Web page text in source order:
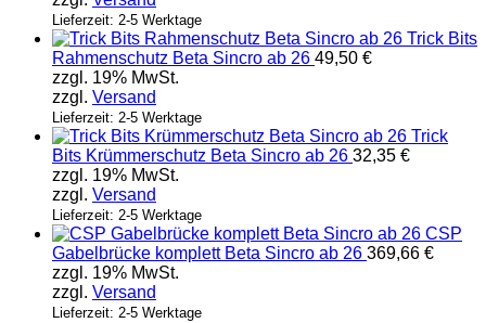
Lieferzeit: 2-5 Werktage
Trick Bits
Rahmenschutz Beta Sincro ab 26 49,50 €
zzgl. 19% MwSt.
zzgl. Versand
Lieferzeit: 2-5 Werktage
Trick
Bits Krümmerschutz Beta Sincro ab 26 32,35 €
zzgl. 19% MwSt.
zzgl. Versand
Lieferzeit: 2-5 Werktage
CSP
Gabelbrücke komplett Beta Sincro ab 26 369,66 €
zzgl. 19% MwSt.
zzgl. Versand
Lieferzeit: 2-5 Werktage